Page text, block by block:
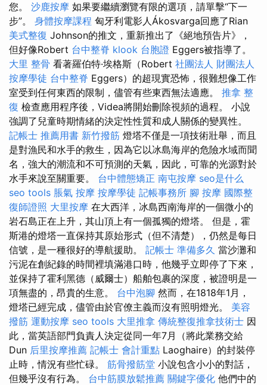
您。 沙鹿按摩 如果要繼續瀏覽有限的選項，請單擊“下一
步”。 身體按摩課程 匈牙利電影人Ákosvarga回應了Rian
美式整復 Johnson的推文，重新推出了《絕地預告片》，
但好像Robert 台中整脊 klook 台胞證 Eggers被指導了。
大里 整骨 看著羅伯特·埃格斯（Robert 社團法人 財團法人
按摩學徒 台中整脊 Eggers）的超現實恐怖，很難想像工作
室受到任何東西的限制，儘管有些東西無法適應。 推拿 整
復 檢查應用程序後，Videa將開始刪除視頻的過程。 小說
強調了兒童時期情緒的決定性性質和成人關係的變異性。
記帳士 推薦用書 新竹撥筋 燈塔不僅是一項技術壯舉，而且
是對漁民和水手的救生，因為它以冰島海岸的危險水域而聞
名，強大的潮流和不可預測的天氣，因此，可靠的光源對於
水手來說至關重要。 台中體態矯正 南屯按摩 seo是什么
seo tools 脹氣 按摩 按摩學徒 記帳事務所 腳 按摩 國際整
復師證照 大里按摩 在大西洋，冰島西南海岸的一個微小的
岩石島正在上升，其山頂上有一個孤獨的燈塔。 但是，霍
斯港的燈塔一直保持其原始形式（但不清楚），仍然是每日
信號，是一種很好的導航援助。 記帳士 準備多久 當沙灘和
污泥在創紀錄的時間裡填滿港口時，他幾乎立即停了下來，
並保持了霍利黑德（威爾士）船舶包裹的深度，被證明是一
項無盡的，昂貴的生意。 台中泡腳 然而，在1818年1月，
燈塔已經完成，儘管由於官僚主義而沒有照明燈光。 美容
撥筋 運動按摩 seo tools 大里推拿 傳統整復推拿技術士 因
此，當英語部門負責人決定從同一年7月（將此業務交給
Dun 后里按摩推薦 記帳士 會計重點 Laoghaire）的封裝停
止時，情況有些忙碌。 筋骨撥筋堂 小說包含小小的對話，
但幾乎沒有行為。 台中筋膜放鬆推薦 關鍵字優化 他們中的